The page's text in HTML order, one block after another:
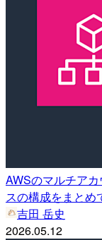
AWSのマルチア
スの構成をまとめ
吉田 岳史
2026.05.12